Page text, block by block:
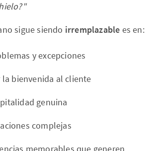
sigue siendo irremplazable es en:
y excepciones
la bienvenida al cliente
genuina
complejas